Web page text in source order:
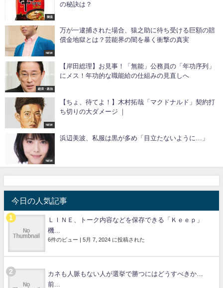
韓流
の秘訣は？
NEW
万が一逮捕された場合、猿之助に待ち受ける巨額の賠
償金地獄とは？芸能界の闇を暴く衝撃の真実
経済・政治
【岸田総理】お見事！「無能」公務員の「年功序列」
にメス！年功的な職能給の仕組みの見直しへ
NEW
【ちょ、待てよ！】木村拓哉「マクドナルド」契約打
ち切りの大ダメージ ｜
NEW
浜辺美波、私服は黒が多め「目立たないように…」
今日の人気記事
ＬＩＮＥ、トーク内容などを保存できる「Ｋｅｅｐ」
機...
6件のビュー | 5月 7, 2024 に投稿された
カネも人脈もない人が選挙で勝つにはどうすべきか…
前...